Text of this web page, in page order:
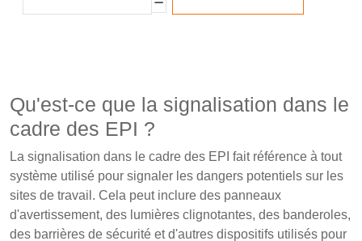
Qu'est-ce que la signalisation dans le
cadre des EPI ?
La signalisation dans le cadre des EPI fait référence à tout
système utilisé pour signaler les dangers potentiels sur les
sites de travail. Cela peut inclure des panneaux
d'avertissement, des lumières clignotantes, des banderoles,
des barrières de sécurité et d'autres dispositifs utilisés pour